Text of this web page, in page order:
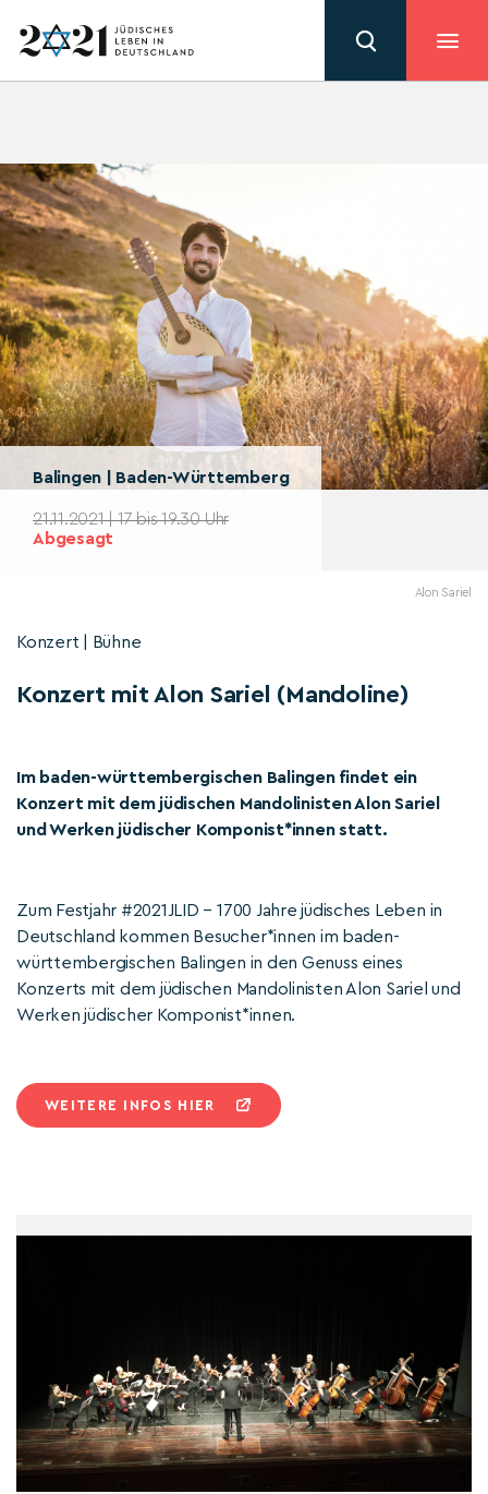
Balingen | Baden-Württemberg
21.11.2021 | 17 bis 19.30 Uhr
Abgesagt
Alon Sariel
Konzert | Bühne
Konzert mit Alon Sariel (Mandoline)
Im baden-württembergischen Balingen findet ein
Konzert mit dem jüdischen Mandolinisten Alon Sariel
und Werken jüdischer Komponist*innen statt.
Zum Festjahr #2021JLID – 1700 Jahre jüdisches Leben in
Deutschland kommen Besucher*innen im baden-
württembergischen Balingen in den Genuss eines
Konzerts mit dem jüdischen Mandolinisten Alon Sariel und
Werken jüdischer Komponist*innen.
WEITERE INFOS HIER